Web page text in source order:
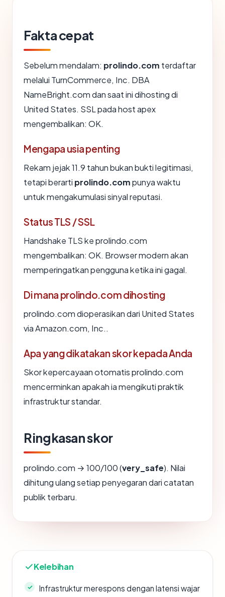
Fakta cepat
Sebelum mendalam: prolindo.com terdaftar
melalui TurnCommerce, Inc. DBA
NameBright.com dan saat ini dihosting di
United States. SSL pada host apex
mengembalikan: OK.
Mengapa usia penting
Rekam jejak 11.9 tahun bukan bukti legitimasi,
tetapi berarti prolindo.compunya waktu
untuk mengakumulasi sinyal reputasi.
Status TLS / SSL
Handshake TLS ke prolindo.com
mengembalikan: OK. Browser modern akan
memperingatkan pengguna ketika ini gagal.
Di mana prolindo.com dihosting
prolindo.com dioperasikan dari United States
via Amazon.com, Inc..
Apa yang dikatakan skor kepada Anda
Skor kepercayaan otomatis prolindo.com
mencerminkan apakah ia mengikuti praktik
infrastruktur standar.
Ringkasan skor
prolindo.com → 100/100 (very_safe). Nilai
dihitung ulang setiap penyegaran dari catatan
publik terbaru.
Kelebihan
Infrastruktur merespons dengan latensi wajar